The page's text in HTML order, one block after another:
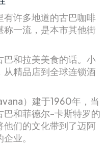
许多地道的古巴咖啡
一流，是本市其他街
和拉美美食的话。小
精品店到全球连锁酒
）建于1960年，当
巴和菲德尔-卡斯特罗的
们的文化带到了迈阿
业。